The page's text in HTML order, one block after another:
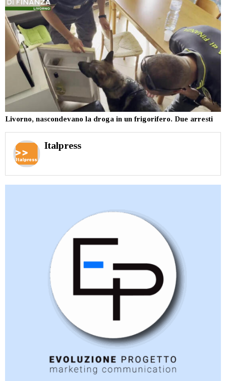
Livorno, nascondevano la droga in un frigorifero. Due arresti
Italpress